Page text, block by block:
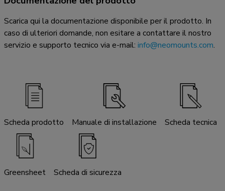
Scarica qui la documentazione disponibile per il prodotto. In
caso di ulteriori domande, non esitare a contattare il nostro
servizio e supporto tecnico via e-mail: info@neomounts.com.
Scheda prodotto Manuale di installazione Scheda tecnica
Greensheet Scheda di sicurezza